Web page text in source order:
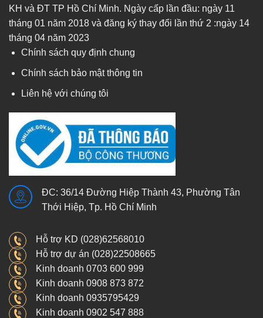
KH và ĐT TP Hồ Chí Minh. Ngày cấp lần đầu: ngày 11
tháng 01 năm 2018 và đăng ký thay đổi lần thứ 2 :ngày 14
tháng 04 năm 2023
Chính sách quy định chung
Chính sách bảo mật thông tin
Liên hệ với chúng tôi
ĐC: 36/14 Đường Hiệp Thành 43, Phường Tân
Thới Hiệp, Tp. Hồ Chí Minh
Hỗ trợ KD (028)62568010
Hỗ trợ dự án (028)22508665
Kinh doanh 0703 600 999
Kinh doanh 0908 873 872
Kinh doanh 0935795429
Kinh doanh 0902 547 888